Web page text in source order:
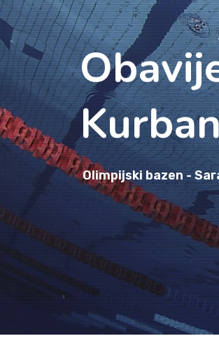
Olimpijski bazen -